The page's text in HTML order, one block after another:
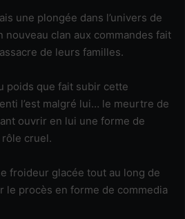
une plongée dans l’univers de
nouveau clan aux commandes fait
de leurs familles.
poids que fait subir cette
l’est malgré lui… le meurtre de
ouvrir en lui une forme de
cruel.
froideur glacée tout au long de
le procès en forme de commedia